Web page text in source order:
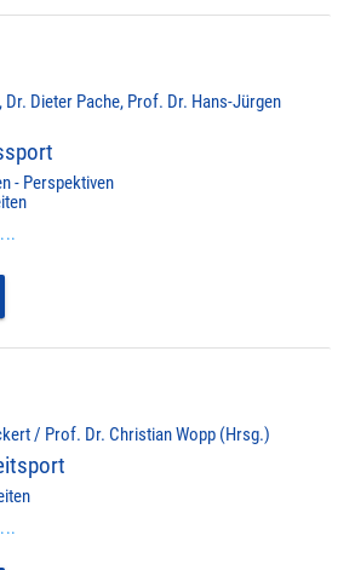
Dieter Pache, Prof. Dr. Hans-Jürgen
- Perspektiven
/ Prof. Dr. Christian Wopp (Hrsg.)